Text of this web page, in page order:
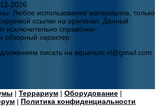
2026
Любое использование материалов, только
ссылки на оригинал. Данный
исключительно справочно-
характер.
писать на aquarium.vl@gmail.com
| Террариум | Оборудование |
| Политика конфиденциальности